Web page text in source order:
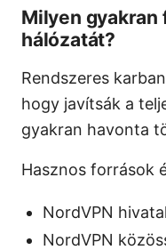
Milyen gyakran
hálózatát?
Rendszeres
hogy javítsák a
gyakran havonta
Hasznos források
NordVPN
NordVPN